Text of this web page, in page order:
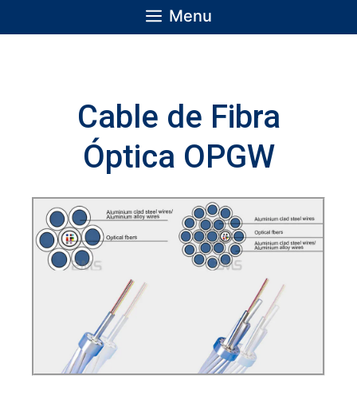
Menu
Cable de Fibra
Óptica OPGW